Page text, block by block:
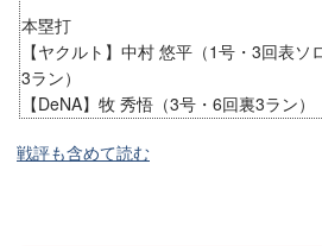
本塁打
【ヤクルト】中村 悠平（1号・3回表
3ラン）
【DeNA】牧 秀悟（3号・6回裏3ラン）
戦評も含めて読む